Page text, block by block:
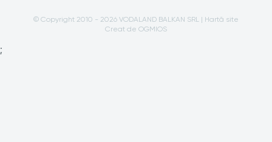
© Copyright 2010 - 2026 VODALAND BALKAN SRL | Hartă site
Creat de OGMIOS
;